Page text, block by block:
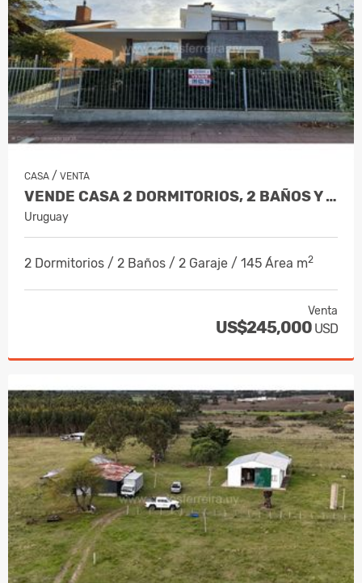
CASA / VENTA
VENDE CASA 2 DORMITORIOS, 2 BAÑOS Y GARAJE - PIRIAPOLIS
Uruguay
2 Dormitorios / 2 Baños / 2 Garaje / 145 Área m2
Venta
US$245,000 USD